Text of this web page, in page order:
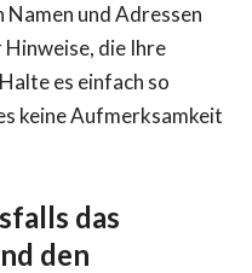
und Adressen
die Ihre
es einfach so
keine Aufmerksamkeit
das
den